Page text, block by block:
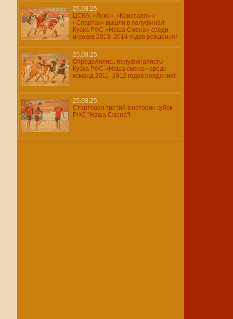
26.08.25
ЦСКА, «Локо», «Кристалл» и
«Спартак» вышли в полуфинал
Кубка РФС «Наша Смена» среди
игроков 2013–2014 годов рождения!
25.08.25
Определились полуфиналисты
Кубка РФС «Наша смена» среди
команд 2011–2012 годов рождения!
25.08.25
Стартовал третий в истории кубок
РФС "Наша Смена"!